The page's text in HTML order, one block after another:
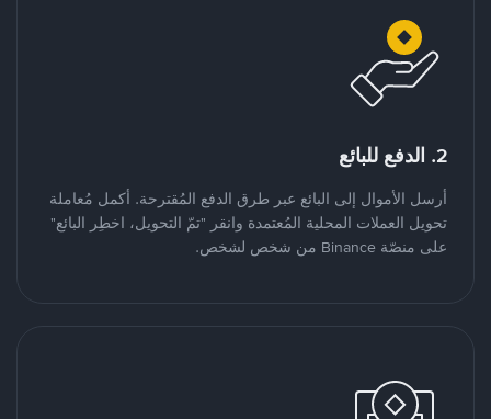
2. الدفع للبائع
أرسل الأموال إلى البائع عبر طرق الدفع المُقترحة. أكمل مُعاملة
تحويل العملات المحلية المُعتمدة وانقر "تمّ التحويل، اخطِر البائع"
على منصّة Binance من شخص لشخص.